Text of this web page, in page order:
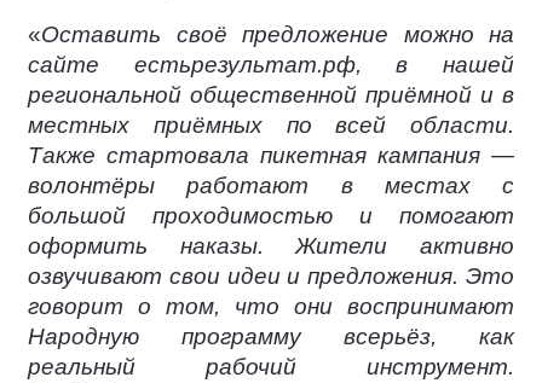
«Оставить своё предложение можно на
сайте естьрезультат.рф, в нашей
региональной общественной приёмной и в
местных приёмных по всей области.
Также стартовала пикетная кампания —
волонтёры работают в местах с
большой проходимостью и помогают
оформить наказы. Жители активно
озвучивают свои идеи и предложения. Это
говорит о том, что они воспринимают
Народную программу всерьёз, как
реальный рабочий инструмент.